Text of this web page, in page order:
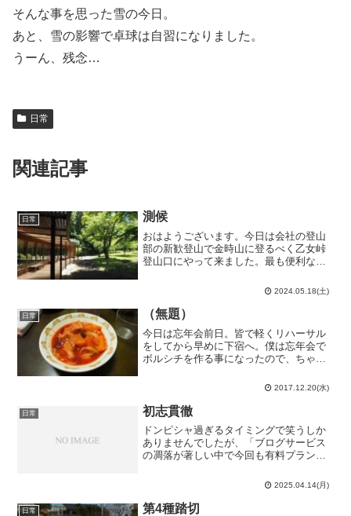
そんな事を思った雪の今日。
あと、雪の影響で卓球は自習になりました。
うーん、残念…
日常
関連記事
日常 測候
おはようございます。今日は会社の登山
部の新歓登山で金時山に登るべく乙女峠
登山口にやって来ました。最も便利なア
山口です。東名松田バス停から乗ってく
S2000を駆った方が早い...
2024.05.18(土)
日常 （無題）
今日は忘年会前日。皆で軽くリハーサル
をしてから早めに下宿へ。僕は忘年会で
ボルシチを作る事になったので、ちゃん
ます。とは言え、鍋料理の一種であるボ
ルシチを一人分だけ作るのはまず無理な
ので、P会の後輩も誘って...
2017.12.20(水)
日常 初志貫徹
ドンピシャ過ぎるタイミングで笑うしか
ありませんでしたが、「ブログサービス
の凋落が著しい中で今回も有料プランに
す。」（2025/4/6）と書いたその僅か8日
後の今日2025年4月14日、今年11月18日
を以って...
2025.04.14(月)
日常 第4種踏切